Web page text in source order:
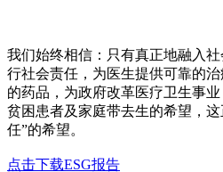
我们始终相信：只有真正地融入
行社会责任，为医生提供可靠的
的药品，为政府改革医疗卫生事
贫困患者及家庭带去生的希望，
任”的希望。
点击下载ESG报告